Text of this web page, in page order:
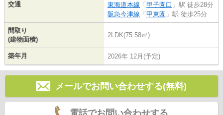
交通
東海道本線 「 甲子園口 」駅 徒歩28分
阪急今津線 「 甲東園 」駅 徒歩25分
間取り
(建物面積)
2LDK(75.58㎡)
築年月 2026年 12月(予定)
メールでお問い合わせする(無料)